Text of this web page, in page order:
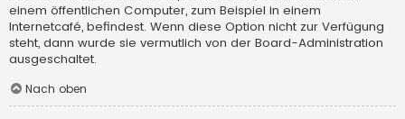
einem öffentlichen Computer, zum Beispiel in einem
Internetcafé, befindest. Wenn diese Option nicht zur Verfügung
steht, dann wurde sie vermutlich von der Board-Administration
ausgeschaltet.
Nach oben